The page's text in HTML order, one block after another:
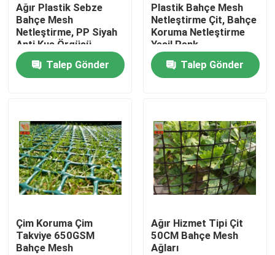
Ürünler
Ekstrüde Plastik Örgüler
Tarımsal Netleştirme
Su Ürünleri Netleştirme
Plastik İnşaat Filesi
Ağır Plastik Sebze
Bahçe Mesh
Netleştirme, PP Siyah
Anti Kuş Örgüsü
Talep Gönder
Plastik Bahçe Mesh
Netleştirme Çit, Bahçe
Koruma Netleştirme
Yeşil Renk
Talep Gönder
Çim Koruma Çim
Takviye 650GSM
Bahçe Mesh
Ağır Hizmet Tipi Çit
50CM Bahçe Mesh
Ağları